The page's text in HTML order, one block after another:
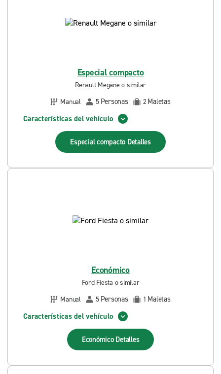
Especial compacto
Renault Megane o similar
Manual
5 Personas 2Maletas
Características del vehículo
Especial compacto Detalles
Económico
Ford Fiesta o similar
Manual
5 Personas 1 Maletas
Características del vehículo
Económico Detalles